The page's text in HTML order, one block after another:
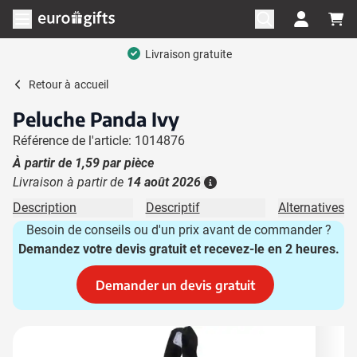
Aller au contenu
Ouvrir le menu
Livraison gratuite
Retour à accueil
Peluche Panda Ivy
Référence de l'article: 1014876
À partir de 1,59 par pièce
Livraison à partir de 14 août 2026
Description Descriptif
Alternatives
Besoin de conseils ou d'un prix avant de commander ?
Demandez votre devis gratuit et recevez-le en 2 heures.
Demander un devis gratuit
Cliquez pour voir l'image en plein écran